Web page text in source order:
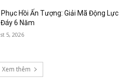
Phục Hồi Ấn Tượng: Giải Mã Động Lực
6 Năm
5, 2026
Xem thêm